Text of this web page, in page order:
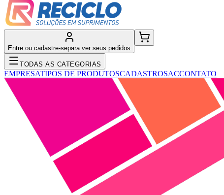
Entre ou cadastre-separa ver seus pedidos
TODAS AS CATEGORIAS
EMPRESATIPOS DE PRODUTOSCADASTROSACCONTATO